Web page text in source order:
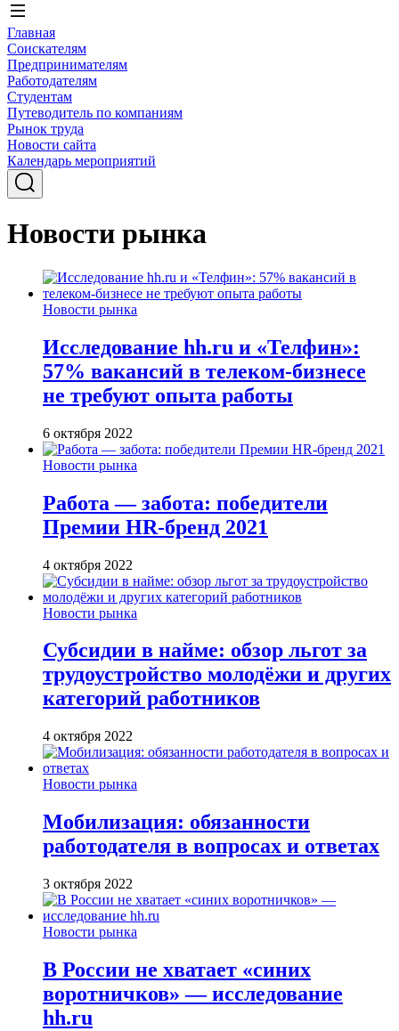
Главная
Соискателям
Предпринимателям
Работодателям
Студентам
Путеводитель по компаниям
Рынок труда
Новости сайта
Календарь мероприятий
Новости рынка
Новости рынка
Исследование hh.ru и «Телфин»:
57% вакансий в телеком-бизнесе
не требуют опыта работы
6 октября 2022
Новости рынка
Работа — забота: победители
Премии HR-бренд 2021
4 октября 2022
Новости рынка
Субсидии в найме: обзор льгот за
трудоустройство молодёжи и других
категорий работников
4 октября 2022
Новости рынка
Мобилизация: обязанности
работодателя в вопросах и ответах
3 октября 2022
Новости рынка
В России не хватает «синих
воротничков» — исследование
hh.ru